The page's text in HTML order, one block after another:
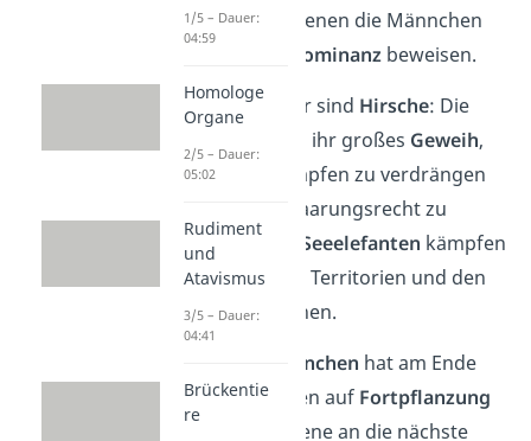
Kämpfen, bei denen die Männchen
Dominanz beweisen.
Ein Beispiel hierfür sind Hirsche: Die
Männchen nutzen ihr großes Geweih,
um Rivalen in Kämpfen zu verdrängen
und sich so das Paarungsrecht zu
sichern. Auch bei
Seeelefanten kämpfen
die Männchen um Territorien und den
Zugang zu Weibchen.
stärkste Männchen hat am Ende
die besten Chancen auf Fortpflanzung
und kann seine Gene an die nächste
1/5 – Dauer:
04:59
Homologe
Organe
2/5 – Dauer:
05:02
Rudiment
und
Atavismus
3/5 – Dauer:
04:41
Brückentie
re